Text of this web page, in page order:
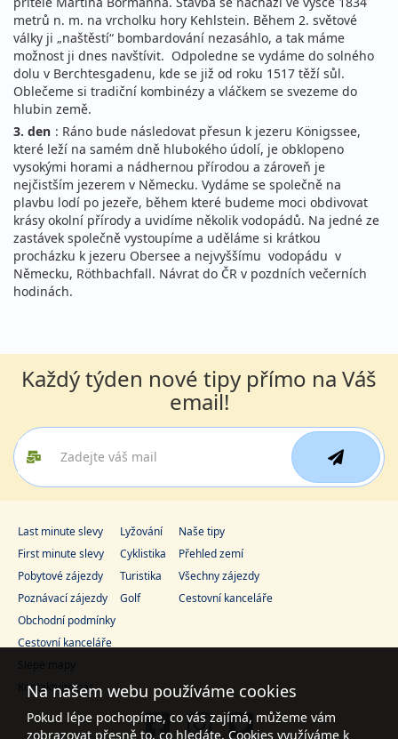
metrů n. m. na vrcholku hory Kehlstein. Během 2. světové
války ji „naštěstí“ bombardování nezasáhlo, a tak máme
možnost ji dnes navštívit. Odpoledne se vydáme do solného
dolu v Berchtesgadenu, kde se již od roku 1517 těží sůl.
Oblečeme si tradiční kombinézy a vláčkem se svezeme do
hlubin země.
3. den : Ráno bude následovat přesun k jezeru Königssee,
které leží na samém dně hlubokého údolí, je obklopeno
vysokými horami a nádhernou přírodou a zároveň je
nejčistším jezerem v Německu. Vydáme se společně na
plavbu lodí po jezeře, během které budeme moci obdivovat
krásy okolní přírody a uvidíme několik vodopádů. Na jedné ze
zastávek společně vystoupíme a uděláme si krátkou
procházku k jezeru Obersee a nejvyššímu vodopádu v
Německu, Röthbachfall. Návrat do ČR v pozdních večerních
hodinách.
Každý týden nové tipy přímo na Váš
email!
Last minute slevy
First minute slevy
Pobytové zájezdy
Poznávací zájezdy
Lyžování
Cyklistika
Turistika
Golf
Naše tipy
Přehled zemí
Všechny zájezdy
Cestovní kanceláře
Obchodní podmínky
Cestovní kanceláře
Slepé mapy
Kontaktujte nás
Na našem webu používáme cookies
Pokud lépe pochopíme, co vás zajímá, můžeme vám
zobrazovat přesně to, co hledáte. Cookies využíváme k